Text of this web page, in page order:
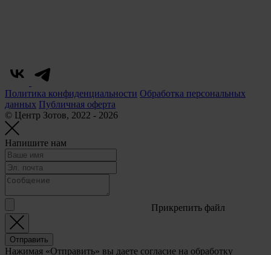
Политика конфиденциальности Обработка персональных
данных Публичная оферта
© Центр Зотов, 2022 - 2026
Напишите нам
Прикрепить файл
Отправить
Нажимая «Отправить» вы даете согласие на обработку